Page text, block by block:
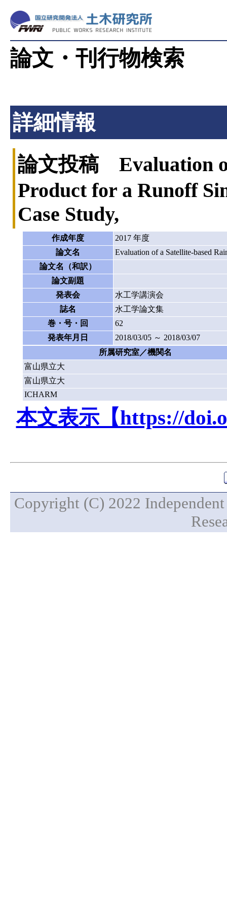
論文・刊行物検索
詳細情報
論文投稿 Evaluation
Product for a Runoff
Case Study,
作成年度
2017 年度
論文名
Evaluation of a Satellite-based
論文名（和訳）
論文副題
発表会
水工学講演会
誌名
水工学論文集
巻・号・回
62
発表年月日
2018/03/05 ～ 2018/03/07
所属研究室／機関名
富山県立大
富山県立大
ICHARM
本文表示【https://
Copyright (C) 2022